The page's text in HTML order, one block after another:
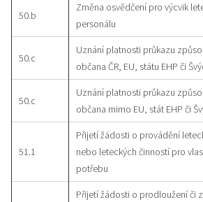
50.b
Změna osvědčení pro výcvik
personálu
50.c
Uznání platnosti průkazu
občana ČR, EU, státu EHP či
50.c
Uznání platnosti průkazu
občana mimo EU, stát EHP či
51.1
Přijetí žádosti o provádění
nebo leteckých činností pro
potřebu
Přijetí žádosti o prodloužení či